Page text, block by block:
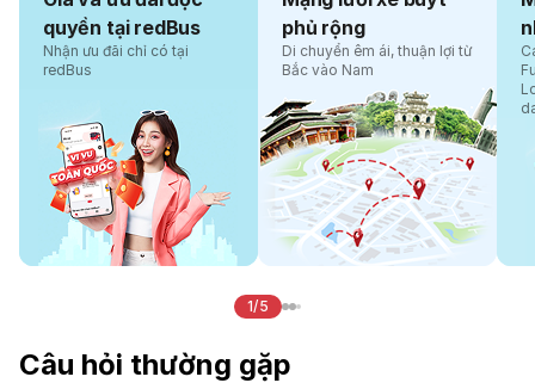
quyền tại redBus
Nhận ưu đãi chỉ có tại
redBus
phủ rộng
Di chuyển êm ái, thuận lợi từ
Bắc vào Nam
1/5
Câu hỏi thường gặp